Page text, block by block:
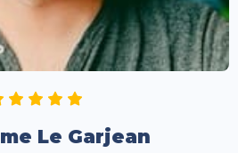
Le Garjean